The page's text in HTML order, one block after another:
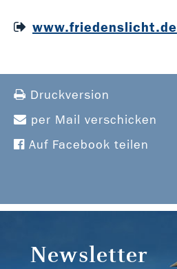
www.friedenslicht.de
Druckversion
per Mail verschicken
Auf Facebook teilen
Newsletter